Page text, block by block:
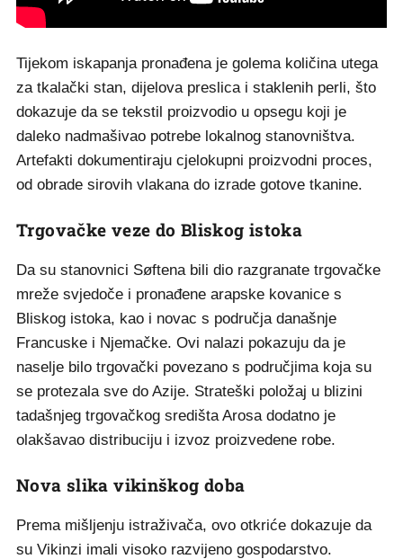
Tijekom iskapanja pronađena je golema količina utega
za tkalački stan, dijelova preslica i staklenih perli, što
dokazuje da se tekstil proizvodio u opsegu koji je
daleko nadmašivao potrebe lokalnog stanovništva.
Artefakti dokumentiraju cjelokupni proizvodni proces,
od obrade sirovih vlakana do izrade gotove tkanine.
Trgovačke veze do Bliskog istoka
Da su stanovnici Søftena bili dio razgranate trgovačke
mreže svjedoče i pronađene arapske kovanice s
Bliskog istoka, kao i novac s područja današnje
Francuske i Njemačke. Ovi nalazi pokazuju da je
naselje bilo trgovački povezano s područjima koja su
se protezala sve do Azije. Strateški položaj u blizini
tadašnjeg trgovačkog središta Arosa dodatno je
olakšavao distribuciju i izvoz proizvedene robe.
Nova slika vikinškog doba
Prema mišljenju istraživača, ovo otkriće dokazuje da
su Vikinzi imali visoko razvijeno gospodarstvo.